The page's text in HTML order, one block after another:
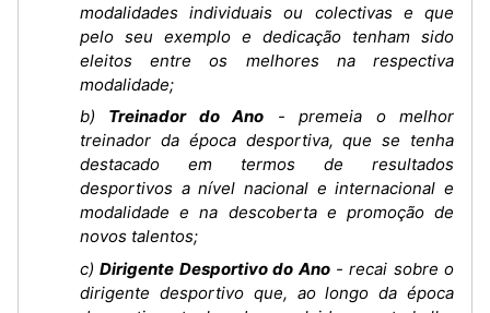
modalidades individuais ou colectivas e que
pelo seu exemplo e dedicação tenham sido
eleitos entre os melhores na respectiva
modalidade;
b) Treinador do Ano - premeia o melhor
treinador da época desportiva, que se tenha
destacado em termos de resultados
desportivos a nível nacional e internacional e
modalidade e na descoberta e promoção de
novos talentos;
c)Dirigente Desportivo do Ano- recai sobre o
dirigente desportivo que, ao longo da época